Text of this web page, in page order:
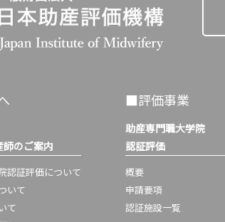
のご案内
認証評価について
いて
て
■評価事業
助産専門職大学院
認証評価
概要
申請要項
認証施設一覧